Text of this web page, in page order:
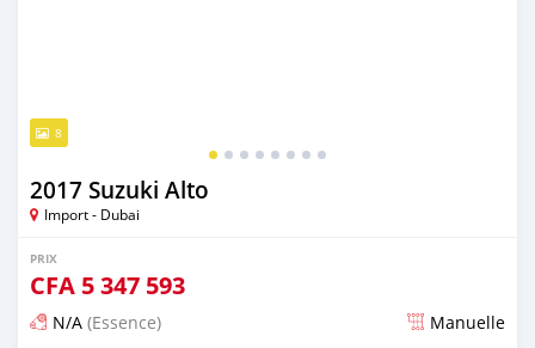
8
2017 Suzuki Alto
Import - Dubai
PRIX
CFA 5 347 593
N/A (Essence) Manuelle